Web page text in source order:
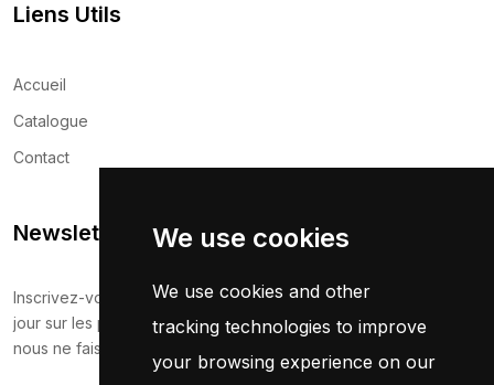
We use cookies
We use cookies and other
tracking technologies to improve
your browsing experience on our
Liens Utils
Accueil
Catalogue
Contact
Newsletter
Inscrivez-vous maintenant pour recevoir les dernières mises à
jour sur les promotions et les coupons. Ne vous inquiétez pas,
nous ne faisons pas de spam !